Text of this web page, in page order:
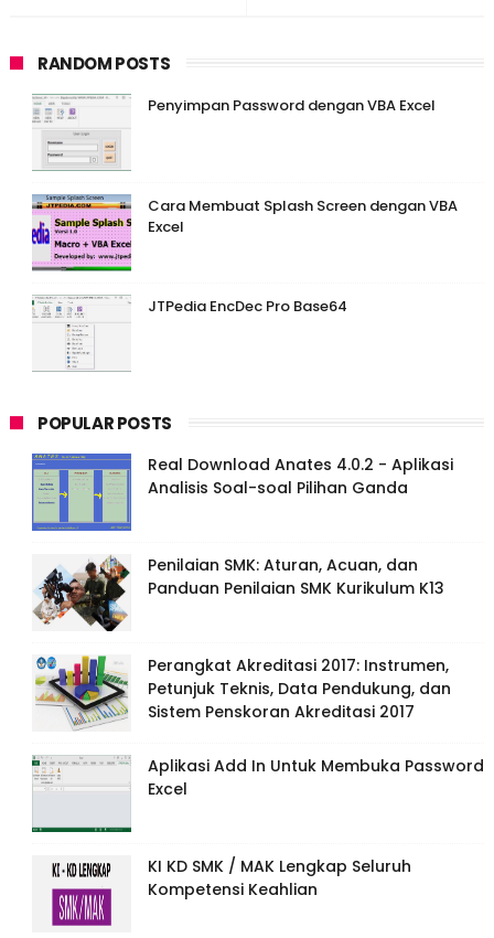
RANDOM POSTS
Penyimpan Password dengan VBA Excel
Cara Membuat Splash Screen dengan VBA
Excel
JTPedia EncDec Pro Base64
POPULAR POSTS
Real Download Anates 4.0.2 - Aplikasi
Analisis Soal-soal Pilihan Ganda
Penilaian SMK: Aturan, Acuan, dan
Panduan Penilaian SMK Kurikulum K13
Perangkat Akreditasi 2017: Instrumen,
Petunjuk Teknis, Data Pendukung, dan
Sistem Penskoran Akreditasi 2017
Aplikasi Add In Untuk Membuka Password
Excel
KI KD SMK / MAK Lengkap Seluruh
Kompetensi Keahlian